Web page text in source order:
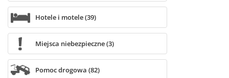
Hotele i motele (39)
Miejsca niebezpieczne (3)
Pomoc drogowa (82)